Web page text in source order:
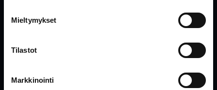
Mieltymykset
Tilastot
Markkinointi
Globaali, riippumaton muuntajatoimittaja. Uudet, käytetyt ja
ylijäämämuuntajat teollisuuden nopeimmalla toimituksella.